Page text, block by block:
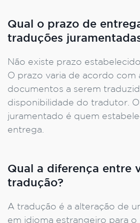
Qual o prazo de
traduções
Não existe prazo
O prazo varia de acordo com
documentos a serem
disponibilidade do tradutor.
juramentado é quem
entrega.
Qual a diferença entre
tradução?
A tradução é a alteração de
em idioma estrangeiro para o